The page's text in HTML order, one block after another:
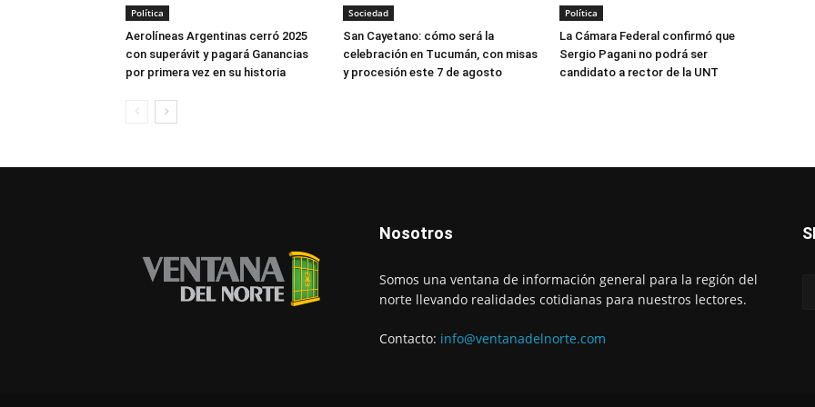
Política
Aerolíneas Argentinas cerró 2025
con superávit y pagará Ganancias
por primera vez en su historia
Sociedad
San Cayetano: cómo será la
celebración en Tucumán, con misas
y procesión este 7 de agosto
Política
La Cámara Federal confirmó que
Sergio Pagani no podrá ser
candidato a rector de la UNT
Nosotros
Somos una ventana de información general para la región del
norte llevando realidades cotidianas para nuestros lectores.
Contacto: info@ventanadelnorte.com